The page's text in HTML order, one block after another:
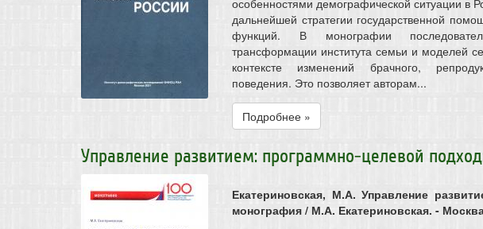
особенностями демографической ситуации в
дальнейшей стратегии государственной
функций. В монографии
трансформации института семьи и моделей
контексте изменений брачного,
поведения. Это позволяет авторам...
Подробнее »
Управление развитием: программно-целевой
Екатериновская, М.А. Управление
монография / М.А. Екатериновская. -